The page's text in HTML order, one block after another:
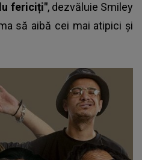
fericiți", dezvăluie Smiley
să aibă cei mai atipici și